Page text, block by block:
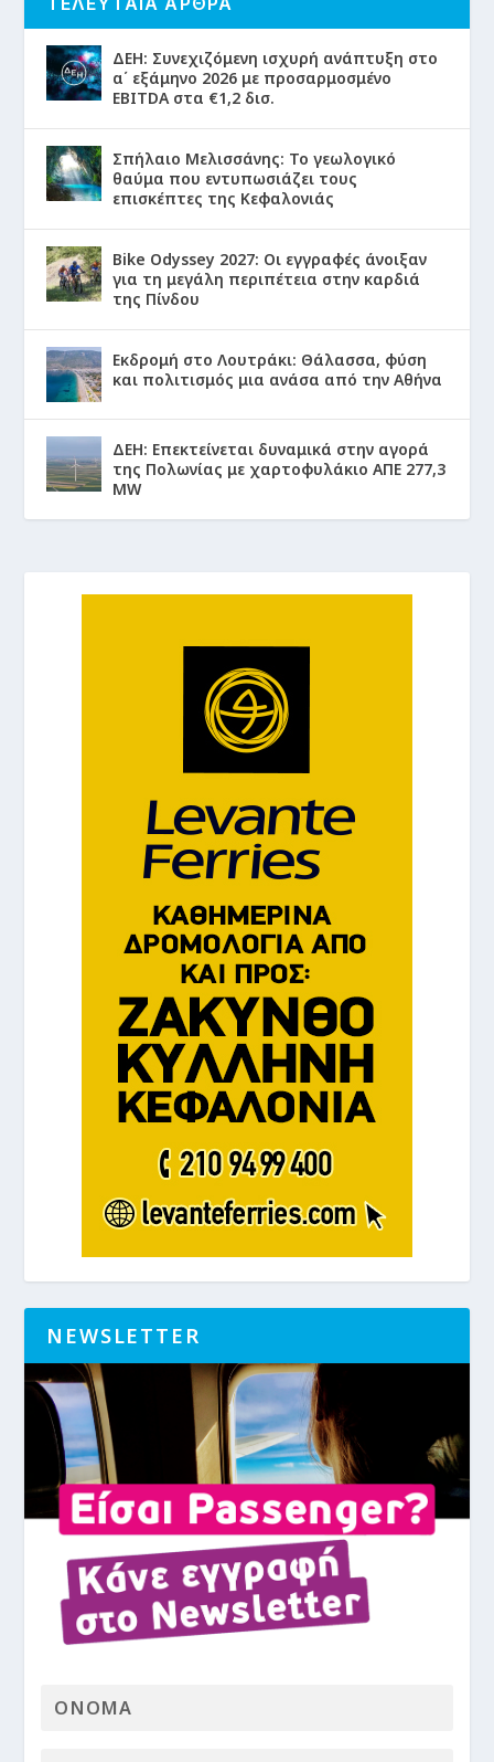
ΔΕΗ: Συνεχιζόμενη ισχυρή ανάπτυξη στο
α΄ εξάμηνο 2026 με προσαρμοσμένο
EBITDA στα €1,2 δισ.
Σπήλαιο Μελισσάνης: Το γεωλογικό
θαύμα που εντυπωσιάζει τους
επισκέπτες της Κεφαλονιάς
Bike Odyssey 2027: Οι εγγραφές άνοιξαν
για τη μεγάλη περιπέτεια στην καρδιά
της Πίνδου
Εκδρομή στο Λουτράκι: Θάλασσα, φύση
και πολιτισμός μια ανάσα από την Αθήνα
ΔΕΗ: Επεκτείνεται δυναμικά στην αγορά
της Πολωνίας με χαρτοφυλάκιο ΑΠΕ 277,3
MW
NEWSLETTER